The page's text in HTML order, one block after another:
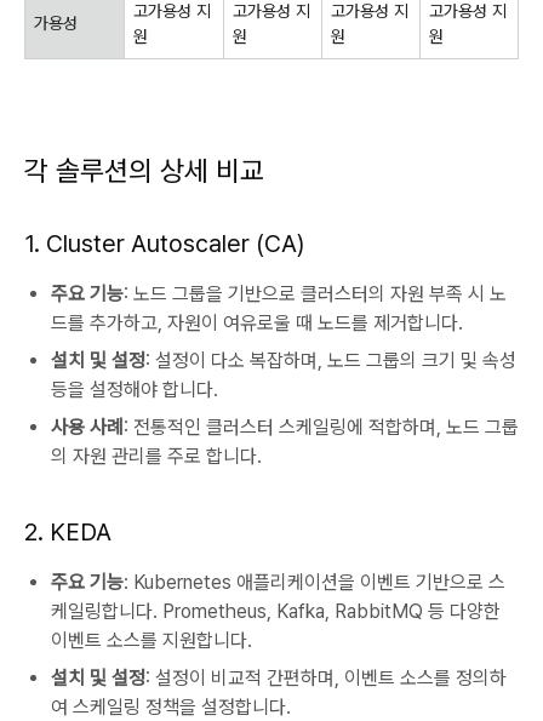
가용성
고가용성 지
원
고가용성 지
원
고가용성 지
원
고가용성 지
원
각 솔루션의 상세 비교
1. Cluster Autoscaler (CA)
주요 기능: 노드 그룹을 기반으로 클러스터의 자원 부족 시 노
드를 추가하고, 자원이 여유로울 때 노드를 제거합니다.
설치 및 설정: 설정이 다소 복잡하며, 노드 그룹의 크기 및 속성
등을 설정해야 합니다.
사용 사례 : 전통적인 클러스터 스케일링에 적합하며, 노드 그룹
의 자원 관리를 주로 합니다.
2. KEDA
주요 기능: Kubernetes 애플리케이션을 이벤트 기반으로 스
케일링합니다. Prometheus, Kafka, RabbitMQ 등 다양한
이벤트 소스를 지원합니다.
설치 및 설정: 설정이 비교적 간편하며, 이벤트 소스를 정의하
여 스케일링 정책을 설정합니다.